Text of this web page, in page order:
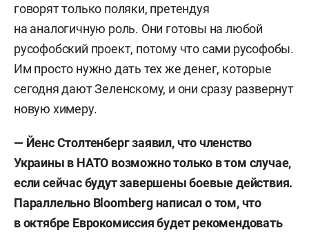
говорят только поляки, претендуя
на аналогичную роль. Они готовы на любой
русофобский проект, потому что сами русофобы.
Им просто нужно дать тех же денег, которые
сегодня дают Зеленскому, и они сразу развернут
новую химеру.
— Йенс Столтенберг заявил, что членство
Украины в НАТО возможно только в том случае,
если сейчас будут завершены боевые действия.
Параллельно Bloombergнаписал о том, что
в октябре Еврокомиссия будет рекомендовать